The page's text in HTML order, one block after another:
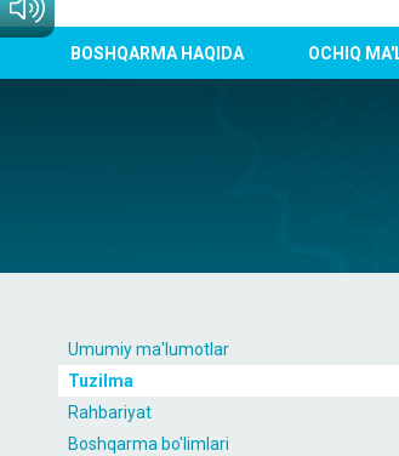
BOSHQARMA HAQIDA OCHIQ
Umumiy ma'lumotlar
Tuzilma
Rahbariyat
Boshqarma bo'limlari